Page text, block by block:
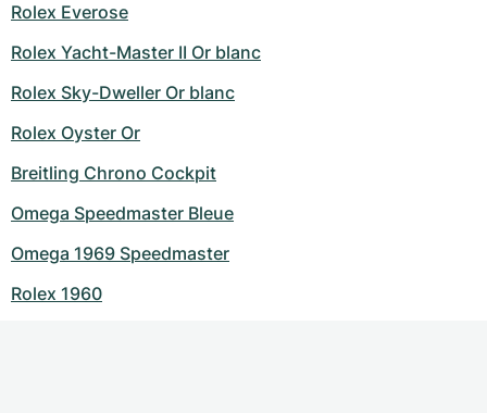
Rolex Everose
Rolex Yacht-Master II Or blanc
Rolex Sky-Dweller Or blanc
Rolex Oyster Or
Breitling Chrono Cockpit
Omega Speedmaster Bleue
Omega 1969 Speedmaster
Rolex 1960